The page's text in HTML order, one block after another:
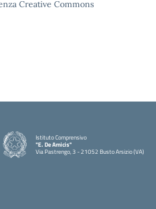
Creative Commons
Istituto Comprensivo
"E. De Amicis"
Via Pastrengo, 3 - 21052 Busto Arsizio (VA)